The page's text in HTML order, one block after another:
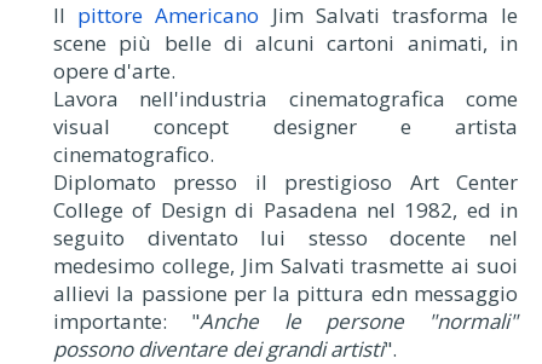
Il pittore Americano Jim Salvati trasforma le
scene più belle di alcuni cartoni animati, in
opere d'arte.
Lavora nell'industria cinematografica come
visual concept designer e artista
cinematografico.
Diplomato presso il prestigioso Art Center
College of Design di Pasadena nel 1982, ed in
seguito diventato lui stesso docente nel
medesimo college, Jim Salvati trasmette ai suoi
allievi la passione per la pittura edn messaggio
importante: "Anche le persone "normali"
possono diventare dei grandi artisti".